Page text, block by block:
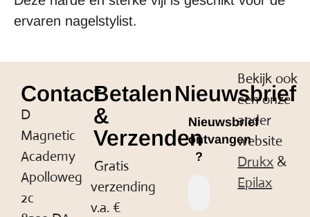
ervaren nagelstylist.
Contact
D
Magnetic
Academy
Apolloweg
2c
Betalen
&
Verzenden
Gratis
verzending
v.a. €
Nieuwsbrief
Nieuwsbrief
ontvangen
?
Bekijk ook
een onze
ander
website
Drukx &
Epilax